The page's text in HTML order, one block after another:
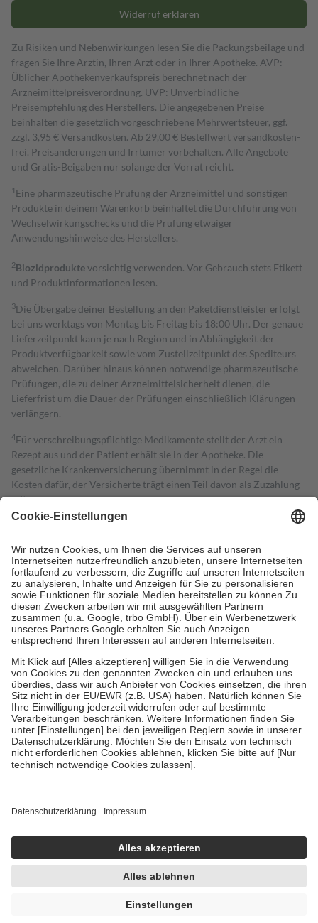
Widerruf erklären
Zu Risiken und Nebenwirkungen lesen Sie die Packungsbeilage und
fragen Sie Ihre Ärztin, Ihren Arzt oder in Ihrer Apotheke. AVP:
Üblicher Apothekenverkaufspreis berechnet nach der
Arzneimittelpreisverordnung. UVP: Unverbindliche
Preisempfehlung des Herstellers. Die angegebenen Preise
beinhalten die gesetzlich vorgeschriebene Mehrwertsteuer, ggf.
zzgl. 3,95 € Versandkosten. Ab 29,00 € Bestell­wert versand­kosten­
frei. Preisänderungen und Irrtümer vorbehalten. Alle Angebote
und Gratis-Beigaben nur solange der Vorrat reicht.
1 Eine pharmazeutische Prüfung der Arzneimittel und sonstigen
Produkte in deinem Warenkorb beinhaltet die Durchführung von
Wechselwirkungschecks und die Prüfung etwaiger
Anwendungshinweise des Herstellers.
2Biozidproduktevorsichtig verwenden. Vor Gebrauch stets Etikett
und Produktinformationen lesen.
3Die Übergabe deiner Bestellung an den Paketdienstleister erfolgt
bei uns werktags von Montag bis Freitag bis 18:00 Uhr. Der genaue
Lieferzeitpunkt kann je nach Region und in Abhängigkeit der
Produktverfügbarkeit sowie vom Zustellzeitpunkt des Spediteurs
abweichen. Darüber hinaus können notwendige pharmazeutische
Prüfungen, die zu deiner Arzneimittelsicherheit dienen, die
Lieferfrist um die Dauer der Prüfungen einschließlich Klärungen
verlängern.
4Für verschreibungspflichtige Medikamente stellt der Arzt ein
Rezept aus und der Patient erhält sie in der Apotheke. Die
gesetzliche Krankenversicherung übernimmt in der Regel die
Kosten dafür, der Versicherte trägt einen Teil davon als Zuzahlung
mit.
Grundsätzlich leisten Mitglieder Zuzahlungen in Höhe von zehn
höchstens zehn Euro.
Es sind jedoch nie mehr als die tatsächlichen
Kosten der Leistung zu entrichten.
Diese Regeln gelten grundsätzlich auch für Online-Apotheken.
Bei Heilmitteln und häuslicher Krankenpflege beträgt die
Zuzahlung zehn Prozent der Kosten sowie zehn Euro je
Verordnung.
Um das Engagement der Versicherten für ihre eigene Gesundheit zu
stärken und die besondere Stellung der Familie zu unterstützen,
fallenkeine Zuzahlungenan bei:
• Kindern und Jugendlichen bis zum vollendeten 18. Lebensjahr
mit Ausnahme der Fahrkosten
• Untersuchungen zur Vorsorge und Früherkennung, die von der
GKV getragen werden
• empfohlenen Schutzimpfungen
• Harn- und Blutteststreifen
getroffen, um sicherzustellen, dass es sich um echte Bewertungen
https://help.etrusted.com/hc/de/articles/4419944605341
Einige Bilder und Inhalte wurden unter Zuhilfenahme künstlicher